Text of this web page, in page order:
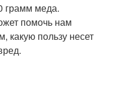
грамм меда.
помочь нам
какую пользу несет